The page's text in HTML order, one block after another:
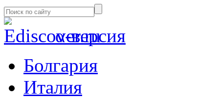
α-версия
Болгария
Италия